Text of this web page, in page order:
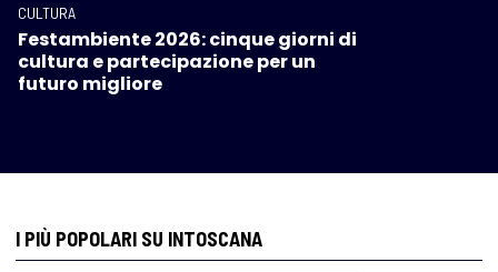
CULTURA
Festambiente 2026: cinque giorni di
cultura e partecipazione per un
futuro migliore
I PIÙ POPOLARI SU INTOSCANA